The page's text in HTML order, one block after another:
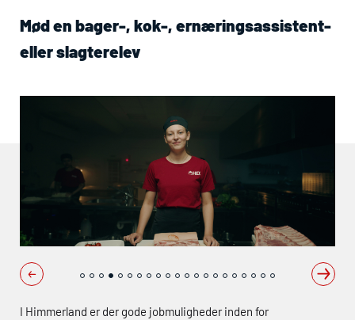
Mød en bager-, kok-, ernæringsassistent-
eller slagterelev
I Himmerland er der gode jobmuligheder inden for